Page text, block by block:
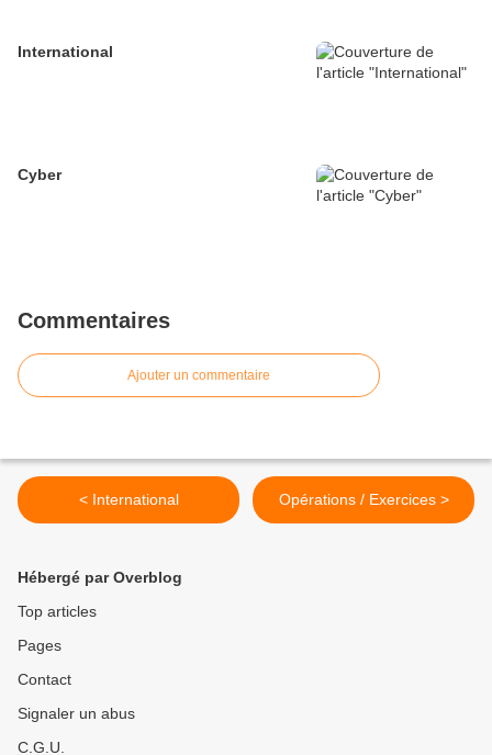
International
Cyber
Commentaires
Ajouter un commentaire
< International Opérations / Exercices >
Hébergé par Overblog
Top articles
Pages
Contact
Signaler un abus
C.G.U.